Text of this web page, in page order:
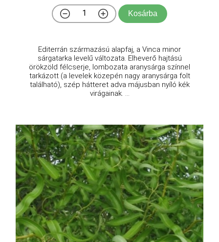
Kosárba
Editerrán származású alapfaj, a Vinca minor
sárgatarka levelű változata. Elheverő hajtású
örökzöld félcserje, lombozata aranysárga színnel
tarkázott (a levelek közepén nagy aranysárga folt
található), szép hátteret adva májusban nyíló kék
virágainak. ...